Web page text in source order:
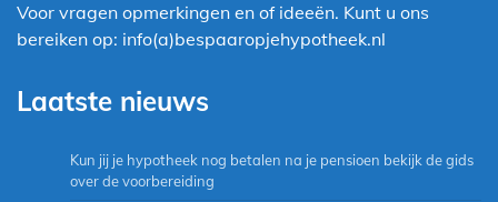
Voor vragen opmerkingen en of ideeën. Kunt u ons
bereiken op: info(a)bespaaropjehypotheek.nl
Laatste nieuws
Kun jij je hypotheek nog betalen na je pensioen bekijk de gids
over de voorbereiding